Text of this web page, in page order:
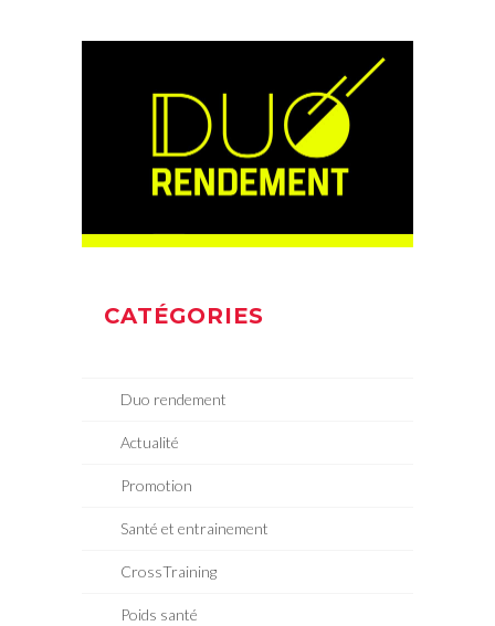
CATÉGORIES
Duo rendement
Actualité
Promotion
Santé et entrainement
CrossTraining
Poids santé